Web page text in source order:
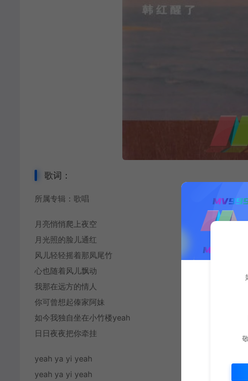
歌词：
所属专辑：歌唱
月亮悄悄爬上夜空
月光照的脸儿通红
风儿轻轻摇着那凤尾竹
心也随着风儿飘动
我那在远方的情人
你可曾想起傣家阿妹
如今我独自坐在小竹楼yeah
日日夜夜把你牵挂
yeah ya yi yeah
yeah ya yi yeah